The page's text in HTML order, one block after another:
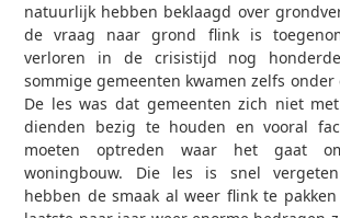
natuurlijk hebben beklaagd over
de vraag naar grond flink is
verloren in de crisistijd nog
sommige gemeenten kwamen zelfs onder
De les was dat gemeenten zich niet
dienden bezig te houden en vooral
moeten optreden waar het gaat
woningbouw. Die les is snel
hebben de smaak al weer flink te